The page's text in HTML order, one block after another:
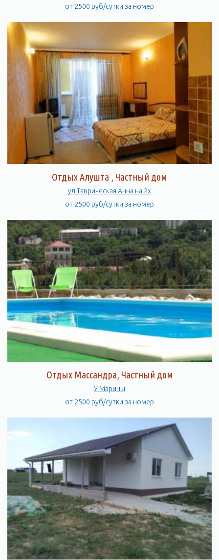
от 2500 руб/сутки за номер
Отдых Алушта , Частный дом
ул Таврическая Анна на 2х
от 2500 руб/сутки за номер
Отдых Массандра, Частный дом
У Марины
от 2500 руб/сутки за номер